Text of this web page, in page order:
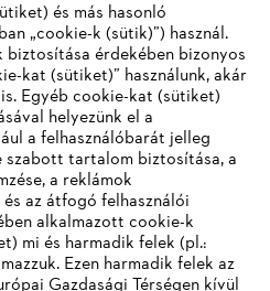
#STIHL
és más hasonló
„cookie-k (sütik)”) használ.
biztosítása érdekében bizonyos
kat (sütiket)” használunk, akár
Egyéb cookie-kat (sütiket)
helyezünk el a
a felhasználóbarát jelleg
szabott tartalom biztosítása, a
a reklámok
az átfogó felhasználói
alkalmazott cookie-k
mi és harmadik felek (pl.:
Ezen harmadik felek az
Gazdasági Térségen kívül